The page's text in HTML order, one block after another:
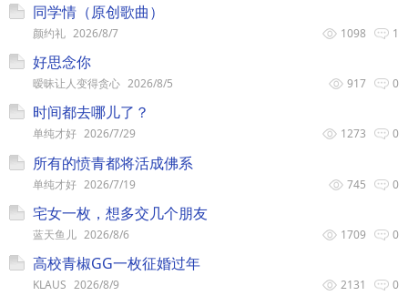
同学情（原创歌曲）
1
1098
颜约礼 2026/8/7
好思念你
0
917
暧昧让人变得贪心 2026/8/5
时间都去哪儿了？
0
1273
单纯才好 2026/7/29
所有的愤青都将活成佛系
0
745
单纯才好 2026/7/19
宅女一枚，想多交几个朋友
0
1709
蓝天鱼儿 2026/8/6
高校青椒GG一枚征婚过年
0
2131
KLAUS 2026/8/9